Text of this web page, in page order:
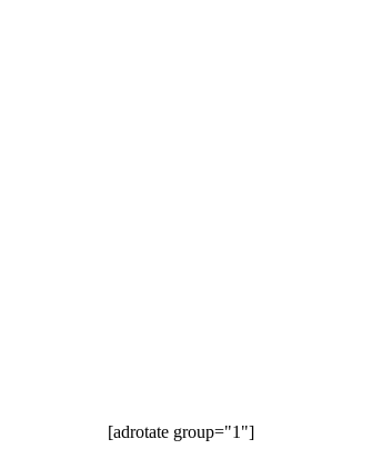
[adrotate group="1"]